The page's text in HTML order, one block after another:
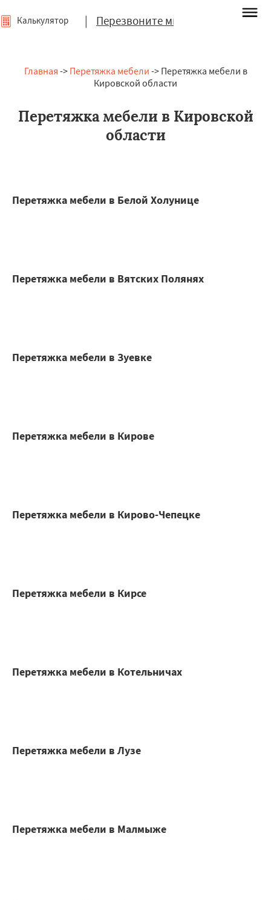
| Перезвоните мне
Калькулятор
Главная -> Перетяжка мебели -> Перетяжка мебели в
Кировской области
Перетяжка мебели в Кировской
области
Перетяжка мебели в Белой Холунице
Перетяжка мебели в Вятских Полянях
Перетяжка мебели в Зуевке
Перетяжка мебели в Кирове
Перетяжка мебели в Кирово-Чепецке
Перетяжка мебели в Кирсе
Перетяжка мебели в Котельничах
Перетяжка мебели в Лузе
Перетяжка мебели в Малмыже